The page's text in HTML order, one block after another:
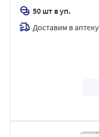
50 шт в уп.
Доставим в аптеку